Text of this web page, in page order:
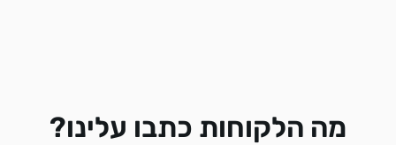
מה הלקוחות כתבו עלינו?